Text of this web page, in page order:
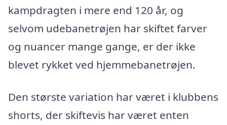
kampdragten i mere end 120 år, og
selvom udebanetrøjen har skiftet farver
og nuancer mange gange, er der ikke
blevet rykket ved hjemmebanetrøjen.
Den største variation har været i klubbens
shorts, der skiftevis har været enten